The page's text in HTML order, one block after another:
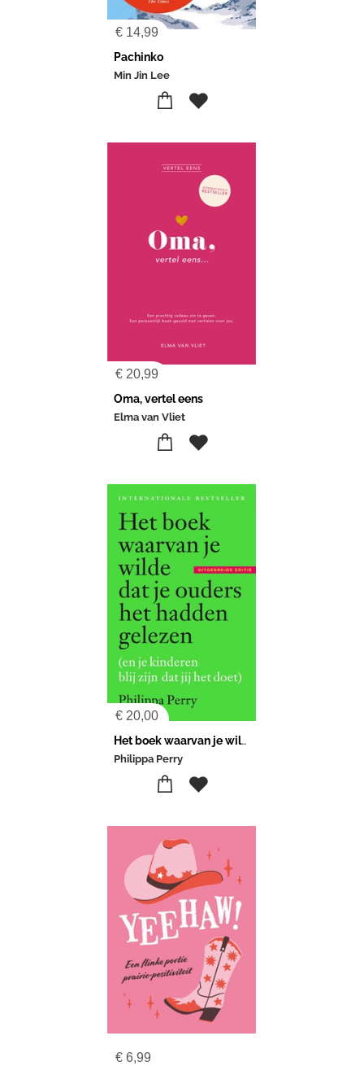
€ 14,99
Pachinko
Min Jin Lee
€ 20,99
Oma, vertel eens
Elma van Vliet
€ 20,00
Het boek waarvan je wilde dat je ouders het hadden gelezen
Philippa Perry
€ 6,99